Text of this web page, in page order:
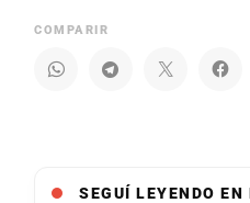
COMPARIR
SEGUÍ LEYENDO EN